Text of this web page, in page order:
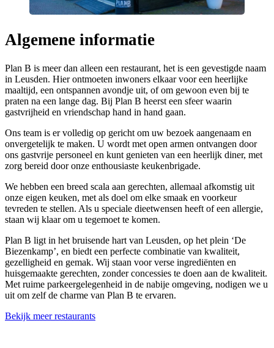
Algemene informatie
Plan B is meer dan alleen een restaurant, het is een gevestigde naam
in Leusden. Hier ontmoeten inwoners elkaar voor een heerlijke
maaltijd, een ontspannen avondje uit, of om gewoon even bij te
praten na een lange dag. Bij Plan B heerst een sfeer waarin
gastvrijheid en vriendschap hand in hand gaan.
Ons team is er volledig op gericht om uw bezoek aangenaam en
onvergetelijk te maken. U wordt met open armen ontvangen door
ons gastvrije personeel en kunt genieten van een heerlijk diner, met
zorg bereid door onze enthousiaste keukenbrigade.
We hebben een breed scala aan gerechten, allemaal afkomstig uit
onze eigen keuken, met als doel om elke smaak en voorkeur
tevreden te stellen. Als u speciale dieetwensen heeft of een allergie,
staan wij klaar om u tegemoet te komen.
Plan B ligt in het bruisende hart van Leusden, op het plein ‘De
Biezenkamp’, en biedt een perfecte combinatie van kwaliteit,
gezelligheid en gemak. Wij staan voor verse ingrediënten en
huisgemaakte gerechten, zonder concessies te doen aan de kwaliteit.
Met ruime parkeergelegenheid in de nabije omgeving, nodigen we u
uit om zelf de charme van Plan B te ervaren.
Bekijk meer restaurantsLeaflet